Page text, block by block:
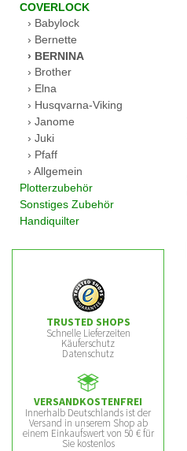
COVERLOCK
Babylock
Bernette
BERNINA
Brother
Elna
Husqvarna-Viking
Janome
Juki
Pfaff
Allgemein
Plotterzubehör
Sonstiges Zubehör
Handiquilter
TRUSTED SHOPS
Schnelle Lieferzeiten
Käuferschutz
Datenschutz
VERSANDKOSTENFREI
Innerhalb Deutschlands ist der
Versand in unserem Shop ab
einem Einkaufswert von 50 € für
Sie kostenlos